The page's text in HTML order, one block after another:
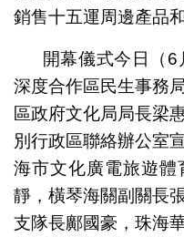
銷售十五運周邊產品
開幕儀式今日（
深度合作區民生事務
區政府文化局局長梁
別行政區聯絡辦公室
海市文化廣電旅遊體
靜，橫琴海關副關長
支隊長鄺國豪，珠海